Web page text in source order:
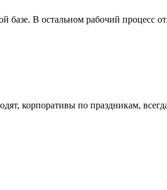
базе. В остальном рабочий процесс
корпоративы по праздникам,